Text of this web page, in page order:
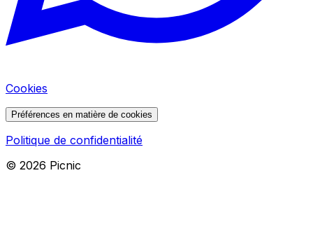
Cookies
Préférences en matière de cookies
Politique de confidentialité
© 2026 Picnic